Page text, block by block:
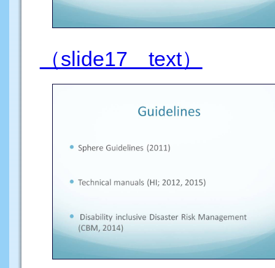
（slide17 text）